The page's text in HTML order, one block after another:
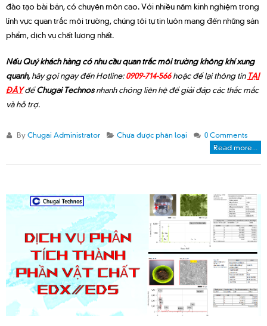
đào tạo bài bản, có chuyên môn cao. Với nhiều năm kinh nghiệm trong
lĩnh vực quan trắc môi trường, chúng tôi tự tin luôn mang đến những sản
phẩm, dịch vụ chất lượng nhất.
Nếu Quý khách hàng có nhu cầu quan trắc môi trường không khí xung
quanh,hãy gọi ngay đến Hotline:0909-714-566 hoặc để lại thông tin TẠI
ĐÂY đểChugai Technosnhanh chóng liên hệ để giải đáp các thắc mắc
và hỗ trợ.
ByChugai Administrator Chưa được phân loại 0 Comments
Read more...